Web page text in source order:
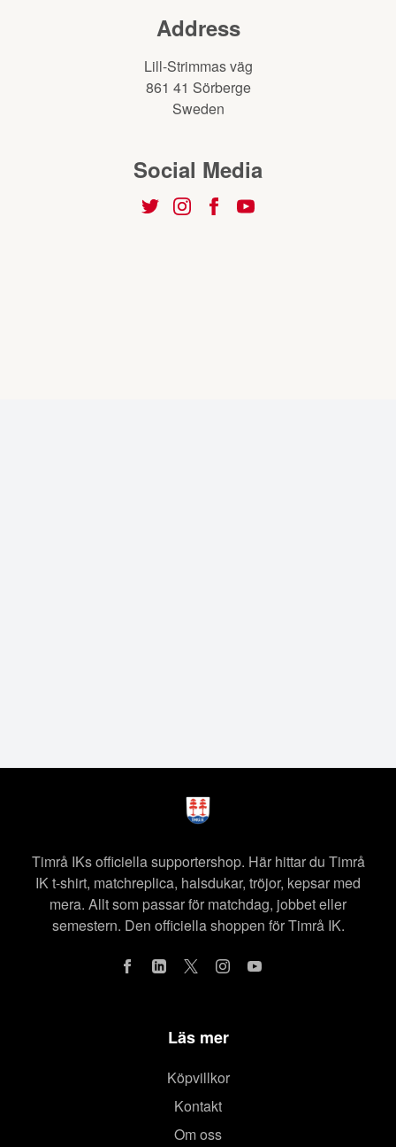
Address
Lill-Strimmas väg
861 41 Sörberge
Sweden
Social Media
Timrå IKs officiella supportershop. Här hittar du Timrå
IK t-shirt, matchreplica, halsdukar, tröjor, kepsar med
mera. Allt som passar för matchdag, jobbet eller
semestern. Den officiella shoppen för Timrå IK.
Läs mer
Köpvillkor
Kontakt
Om oss